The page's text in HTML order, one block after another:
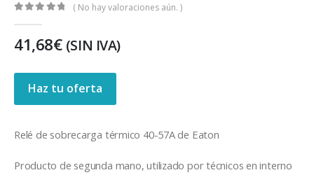
( No hay valoraciones aún. )
41,68€ (SIN IVA)
Haz tu oferta
Relé de sobrecarga térmico 40-57A de Eaton
Producto de segunda mano, utilizado por técnicos en interno